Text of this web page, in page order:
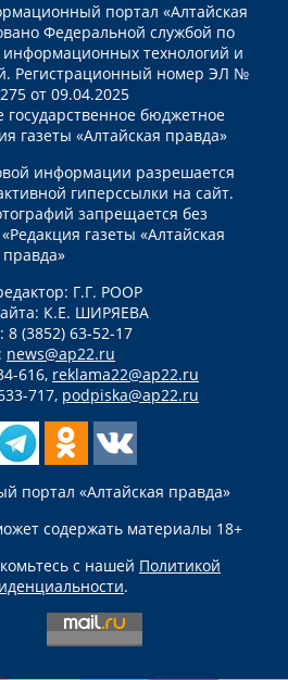
портал «Алтайская
Федеральной службой по
информационных технологий и
Регистрационный номер ЭЛ №
от 09.04.2025
государственное бюджетное
газеты «Алтайская правда»
информации разрешается
гиперссылки на сайт.
запрещается без
газеты «Алтайская
правда»
Г.Г. РООР
К.Е. ШИРЯЕВА
8 (3852) 63-52-17
news@ap22.ru
616, reklama22@ap22.ru
717, podpiska@ap22.ru
портал «Алтайская правда»
содержать материалы 18+
с нашей Политикой
.